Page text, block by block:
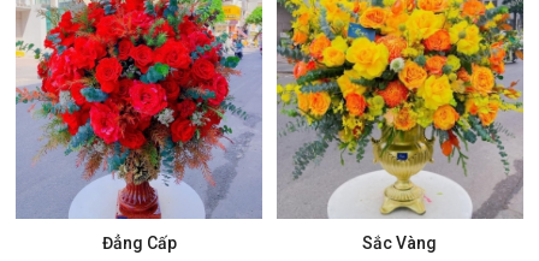
Đẳng Cấp
Mua ngay
Sắc Vàng
Mua ngay